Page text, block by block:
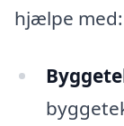
hjælpe med: